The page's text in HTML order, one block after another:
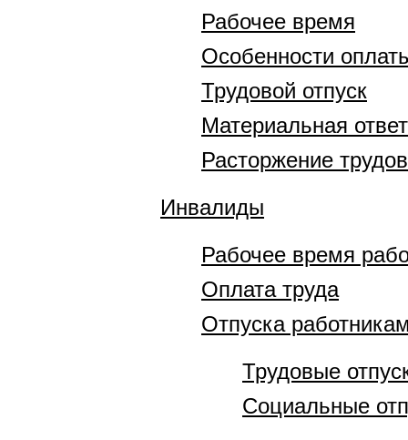
Рабочее время
Особенности
Трудовой отпуск
Материальная
Расторжение
Инвалиды
Рабочее время
Оплата труда
Отпуска
Трудовые
Социальные